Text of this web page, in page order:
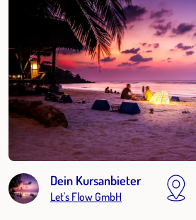
Dein Kursanbieter
Let's Flow GmbH